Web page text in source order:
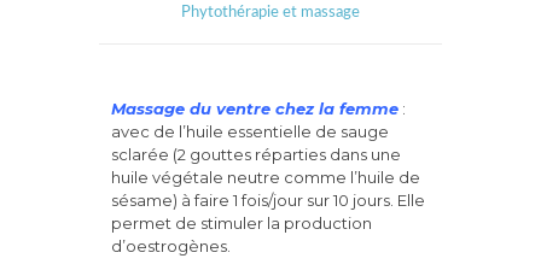
Phytothérapie et massage
Massage du ventre chez la femme :
avec de l’huile essentielle de sauge
sclarée (2 gouttes réparties dans une
huile végétale neutre comme l’huile de
sésame) à faire 1 fois/jour sur 10 jours. Elle
permet de stimuler la production
d’oestrogènes.